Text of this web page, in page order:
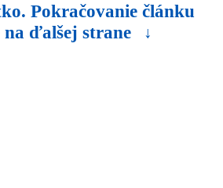
Pokračovanie článku
na ďalšej strane
↓